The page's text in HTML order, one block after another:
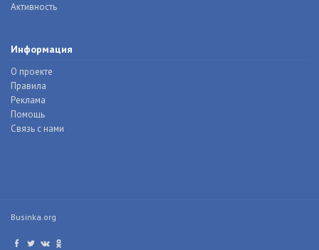
Активность
Информация
О проекте
Правила
Реклама
Помощь
Связь с нами
Businka.org